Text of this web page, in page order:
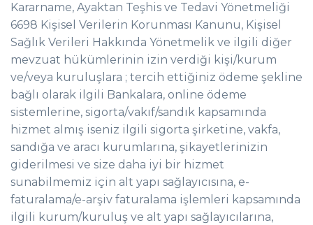
Kararname, Ayaktan Teşhis ve Tedavi Yönetmeliği
6698 Kişisel Verilerin Korunması Kanunu, Kişisel
Sağlık Verileri Hakkında Yönetmelik ve ilgili diğer
mevzuat hükümlerinin izin verdiği kişi/kurum
ve/veya kuruluşlara ; tercih ettiğiniz ödeme şekline
bağlı olarak ilgili Bankalara, online ödeme
sistemlerine, sigorta/vakıf/sandık kapsamında
hizmet almış iseniz ilgili sigorta şirketine, vakfa,
sandığa ve aracı kurumlarına, şikayetlerinizin
giderilmesi ve size daha iyi bir hizmet
sunabilmemiz için alt yapı sağlayıcısına, e-
faturalama/e-arşiv faturalama işlemleri kapsamında
ilgili kurum/kuruluş ve alt yapı sağlayıcılarına,